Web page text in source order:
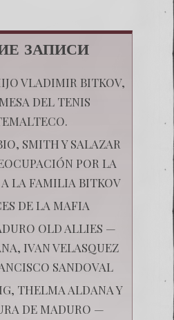
ЗАПИСИ
VLADIMIR BITKOV,
DEL TENIS
SMITH Y SALAZAR
POR LA
A LA FAMILIA BITKOV
DE LA MAFIA
OLD ALLIES —
IVAN VELASQUEZ
SANDOVAL
THELMA ALDANA Y
DE MADURO —